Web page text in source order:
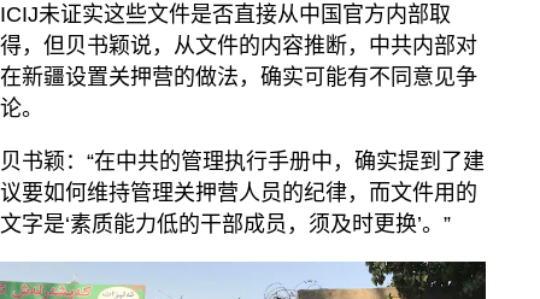
ICIJ未证实这些文件是否直接从中国官方内部取
得，但贝书颖说，从文件的内容推断，中共内部对
在新疆设置关押营的做法，确实可能有不同意见争
论。
贝书颖：“在中共的管理执行手册中，确实提到了建
议要如何维持管理关押营人员的纪律，而文件用的
文字是‘素质能力低的干部成员，须及时更换’。”